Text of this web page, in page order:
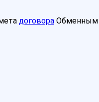
договора Обменным